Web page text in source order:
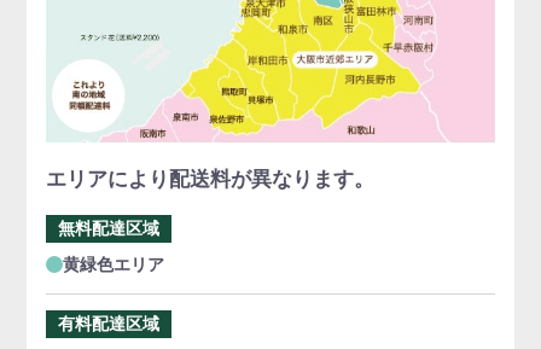
エリアにより配送料が異なります。
無料配達区域
黄緑色エリア
有料配達区域